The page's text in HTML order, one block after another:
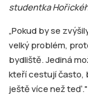
studentka
„Pokud by se
velký problém,
bydliště. Jediná
kteří cestují často,
ještě více než teď."